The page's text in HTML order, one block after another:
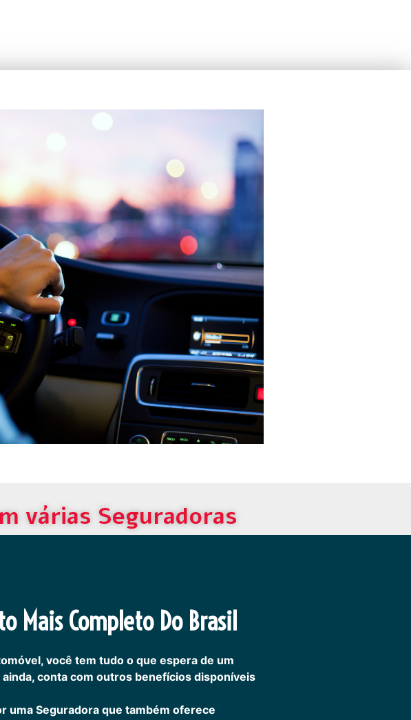
várias Seguradoras
Mais Completo Do Brasil
você tem tudo o que espera de um
conta com outros benefícios disponíveis
uma Seguradora que também oferece